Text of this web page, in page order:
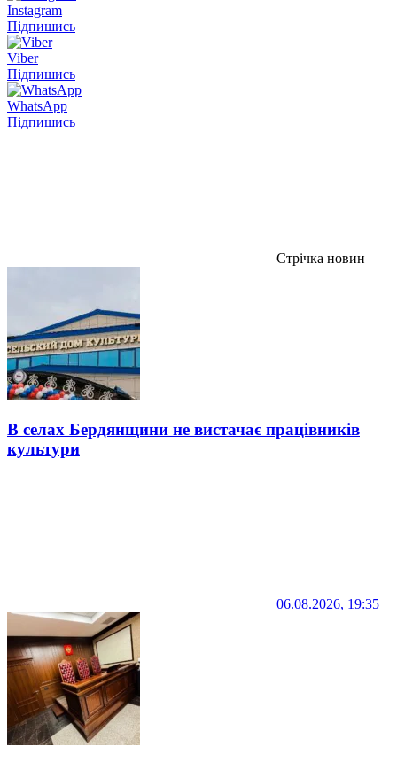
Instagram
Підпишись
Viber
Підпишись
WhatsApp
Підпишись
Стрічка новин
В селах Бердянщини не вистачає працівників
культури
06.08.2026, 19:35